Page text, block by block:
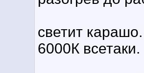
светит
6000К всетаки.